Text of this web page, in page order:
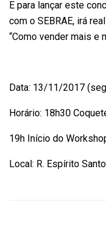
E para lançar este
com o SEBRAE, irá
“Como vender mais e
Data: 13/11/2017
Horário: 18h30
19h Início do
Local: R. Espírito